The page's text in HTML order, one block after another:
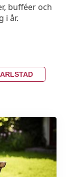
bufféer och
i år.